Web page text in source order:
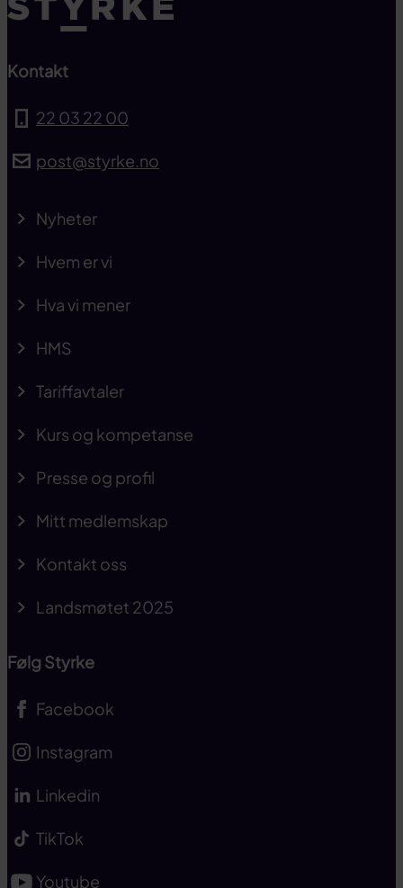
Kontakt
22 03 22 00
post@styrke.no
Nyheter
Hvem er vi
Hva vi mener
HMS
Tariffavtaler
Kurs og kompetanse
Presse og profil
Mitt medlemskap
Kontakt oss
Landsmøtet 2025
Følg Styrke
Facebook
Instagram
Linkedin
TikTok
Youtube